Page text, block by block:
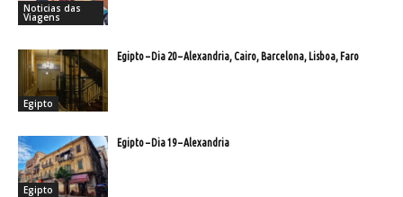
Noticias das
Viagens
Egipto
Egipto – Dia 20 – Alexandria, Cairo, Barcelona, Lisboa, Faro
Egipto
Egipto – Dia 19 – Alexandria